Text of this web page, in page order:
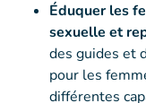
Éduquer les
sexuelle et
des guides et
pour les
différentes